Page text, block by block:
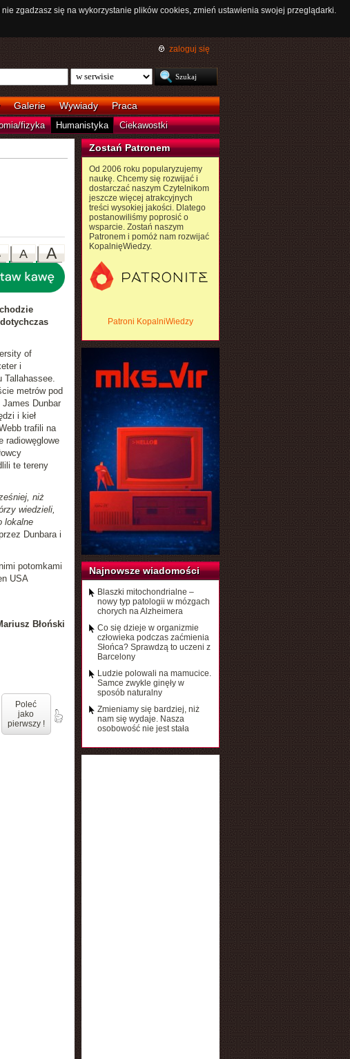
zgadzasz się na wykorzystanie plików cookies, zmień ustawienia swojej przeglądarki.
zaloguj się
Galerie Wywiady Praca
fizyka Humanistyka Ciekawostki
A
A
of
i
Tallahassee.
metrów pod
Dunbar
i kieł
trafili na
radiowęglowe
te tereny
niż
wiedzieli,
lokalne
Dunbara i
potomkami
USA
Błoński
Poleć
jako
pierwszy !
Zostań Patronem
Od 2006 roku popularyzujemy
naukę. Chcemy się rozwijać i
dostarczać naszym Czytelnikom
jeszcze więcej atrakcyjnych
treści wysokiej jakości. Dlatego
postanowiliśmy poprosić o
wsparcie. Zostań naszym
Patronem i pomóż nam rozwijać
KopalnięWiedzy.
Patroni KopalniWiedzy
Najnowsze wiadomości
Blaszki mitochondrialne –
nowy typ patologii w mózgach
chorych na Alzheimera
Co się dzieje w organizmie
człowieka podczas zaćmienia
Słońca? Sprawdzą to uczeni z
Barcelony
Ludzie polowali na mamucice.
Samce zwykle ginęły w
sposób naturalny
Zmieniamy się bardziej, niż
nam się wydaje. Nasza
osobowość nie jest stała